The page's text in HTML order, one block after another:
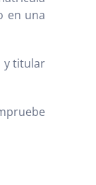
en una
y titular